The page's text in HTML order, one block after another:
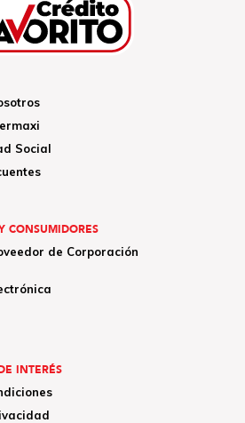
Social
CONSUMIDORES
de Corporación
INTERÉS